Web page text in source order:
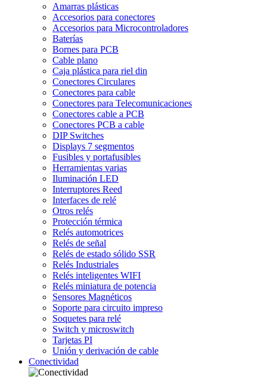
Amarras plásticas
Accesorios para conectores
Accesorios para Microcontroladores
Baterías
Bornes para PCB
Cable plano
Caja plástica para riel din
Conectores Circulares
Conectores para cable
Conectores para Telecomunicaciones
Conectores cable a PCB
Conectores PCB a cable
DIP Switches
Displays 7 segmentos
Fusibles y portafusibles
Herramientas varias
Iluminación LED
Interruptores Reed
Interfaces de relé
Otros relés
Protección térmica
Relés automotrices
Relés de señal
Relés de estado sólido SSR
Relés Industriales
Relés inteligentes WIFI
Relés miniatura de potencia
Sensores Magnéticos
Soporte para circuito impreso
Soquetes para relé
Switch y microswitch
Tarjetas PI
Unión y derivación de cable
Conectividad